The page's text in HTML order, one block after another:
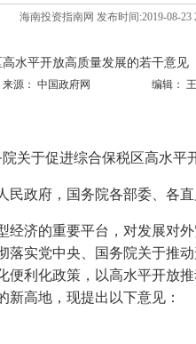
海南投资指南网 发布时间:2019-08-23
水平开放高质量发展的若干意见
来源： 中国政府网 编辑：
院关于促进综合保税区高水平
民政府，国务院各部委、各直
经济的重要平台，对发展对
落实党中央、国务院关于推
便利化政策，以高水平开放
新高地，现提出以下意见：